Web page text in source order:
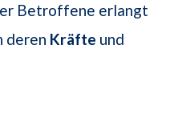
Betroffene erlangt
deren Kräfte und